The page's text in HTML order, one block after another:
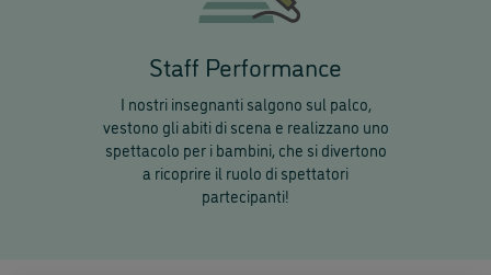
Staff Performance
I nostri insegnanti salgono sul palco,
vestono gli abiti di scena e realizzano uno
spettacolo per i bambini, che si divertono
a ricoprire il ruolo di spettatori
partecipanti!